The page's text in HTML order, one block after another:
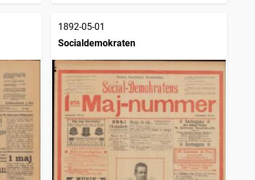
1892-05-01
Socialdemokraten